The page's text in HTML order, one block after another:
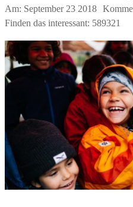
Am: September 23 2018
Finden das interessant: 589321